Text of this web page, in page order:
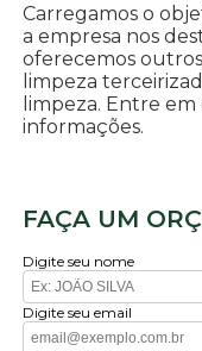
Carregamos o
a empresa nos
oferecemos
limpeza
limpeza. Entre
informações.
FAÇA UM
Digite seu nome
Digite seu email